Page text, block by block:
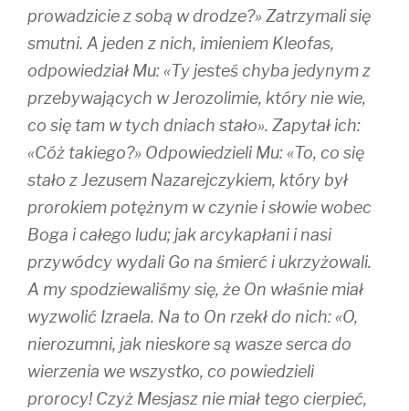
prowadzicie z sobą w drodze?» Zatrzymali się
smutni. A jeden z nich, imieniem Kleofas,
odpowiedział Mu: «Ty jesteś chyba jedynym z
przebywających w Jerozolimie, który nie wie,
co się tam w tych dniach stało». Zapytał ich:
«Cóż takiego?» Odpowiedzieli Mu: «To, co się
stało z Jezusem Nazarejczykiem, który był
prorokiem potężnym w czynie i słowie wobec
Boga i całego ludu; jak arcykapłani i nasi
przywódcy wydali Go na śmierć i ukrzyżowali.
A my spodziewaliśmy się, że On właśnie miał
wyzwolić Izraela. Na to On rzekł do nich: «O,
nierozumni, jak nieskore są wasze serca do
wierzenia we wszystko, co powiedzieli
prorocy! Czyż Mesjasz nie miał tego cierpieć,